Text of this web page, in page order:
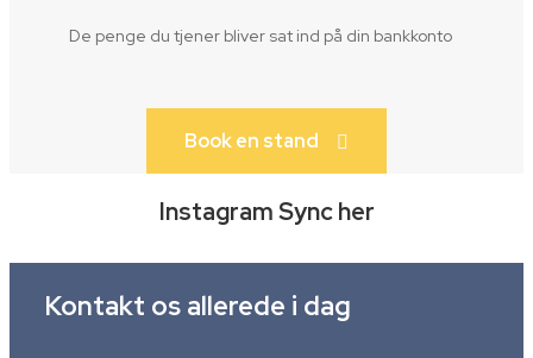
De penge du tjener bliver sat ind på din bankkonto
Book en stand
Instagram Sync her
Kontakt os allerede i dag